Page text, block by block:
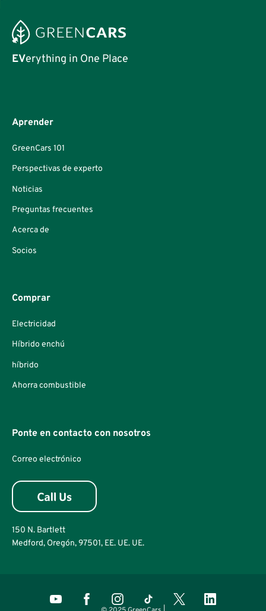
EVerything in One Place
Aprender
GreenCars 101
Perspectivas de experto
Noticias
Preguntas frecuentes
Acerca de
Socios
Comprar
Electricidad
Híbrido enchú
híbrido
Ahorra combustible
Ponte en contacto con nosotros
Correo electrónico
150 N. Bartlett
Medford, Oregón, 97501, EE. UE. UE.